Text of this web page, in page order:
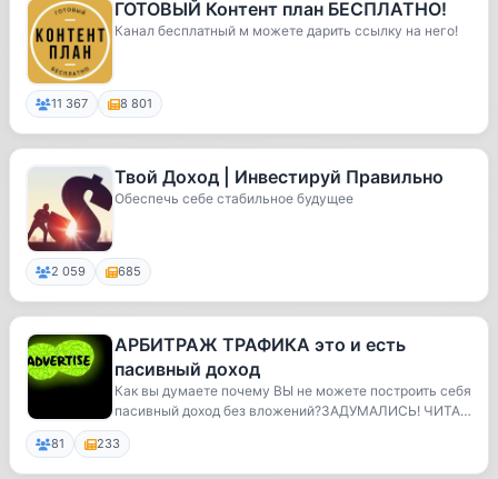
ГОТОВЫЙ Контент план БЕСПЛАТНО!
Канал бесплатный м можете дарить ссылку на него!
11 367 8 801
Твой Доход | Инвестируй Правильно
Обеспечь себе стабильное будущее
2 059 685
АРБИТРАЖ ТРАФИКА это и есть
пасивный доход
Как вы думаете почему ВЫ не можете построить себя
пасивный доход без вложений?ЗАДУМАЛИСЬ! ЧИТАЙ
ТЕ...
81 233